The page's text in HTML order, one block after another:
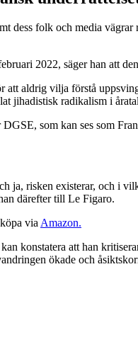
dess folk och media
2022, säger han att
att aldrig vilja förstå
jihadistisk radikalism i
som kan ses som
ja, risken existerar, och i
därefter till Le Figaro.
viaAmazon.
konstatera att han
ökade och